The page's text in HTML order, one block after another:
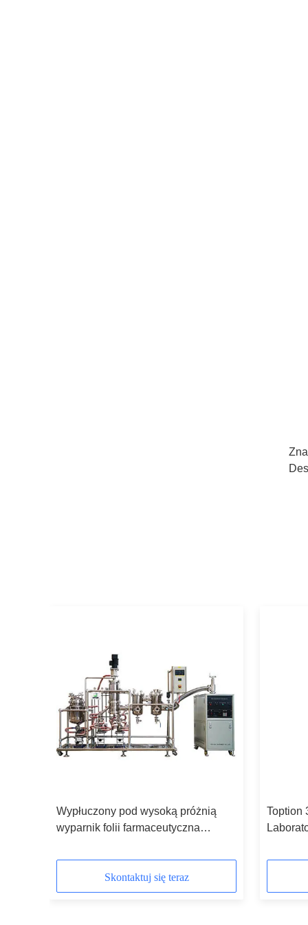
Wypłuczony pod wysoką próżnią
wyparnik folii farmaceutyczna
krótkodystansowa
Skontaktuj się teraz
Toption